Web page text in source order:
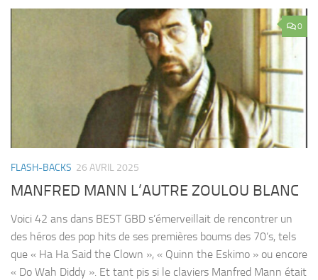
0
FLASH-BACKS 26 AVRIL 2025
MANFRED MANN L’AUTRE ZOULOU BLANC
Voici 42 ans dans BEST GBD s’émerveillait de rencontrer un
des héros des pop hits de ses premières boums des 70’s, tels
que « Ha Ha Said the Clown », « Quinn the Eskimo » ou encore
« Do Wah Diddy ». Et tant pis si le claviers Manfred Mann était